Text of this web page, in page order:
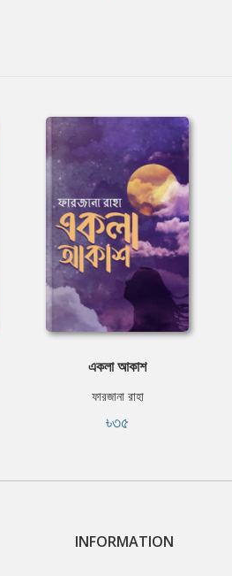
একলা আকাশ
ফারজানা রাহা
৳৩৫
INFORMATION